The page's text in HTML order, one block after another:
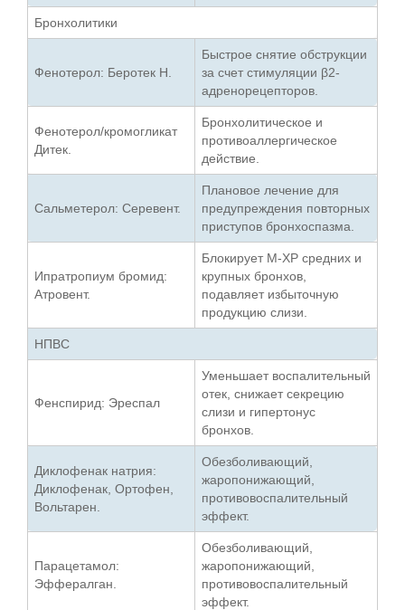
Бронхолитики
Фенотерол: Беротек Н.
Быстрое снятие обструкции
за счет стимуляции β2-
адренорецепторов.
Фенотерол/кромогликат
Дитек.
Бронхолитическое и
противоаллергическое
действие.
Сальметерол: Серевент.
Плановое лечение для
предупреждения повторных
приступов бронхоспазма.
Ипратропиум бромид:
Атровент.
Блокирует М-ХР средних и
крупных бронхов,
подавляет избыточную
продукцию слизи.
НПВС
Фенспирид: Эреспал
Уменьшает воспалительный
отек, снижает секрецию
слизи и гипертонус
бронхов.
Диклофенак натрия:
Диклофенак, Ортофен,
Вольтарен.
Обезболивающий,
жаропонижающий,
противовоспалительный
эффект.
Парацетамол:
Эффералган.
Обезболивающий,
жаропонижающий,
противовоспалительный
эффект.